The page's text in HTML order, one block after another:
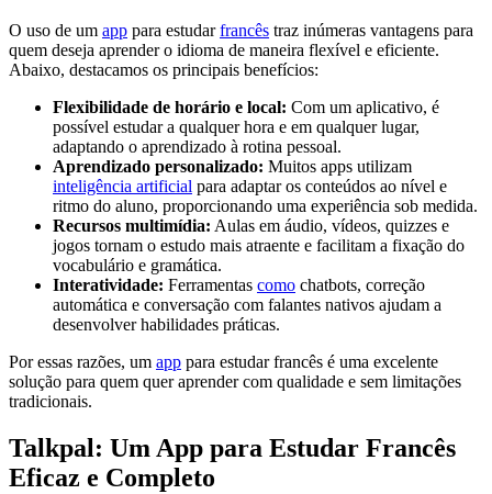
O uso de um app para estudarfrancês traz inúmeras vantagens para
quem deseja aprender o idioma de maneira flexível e eficiente.
Abaixo, destacamos os principais benefícios:
Flexibilidade de horário e local: Com um aplicativo, é
possível estudar a qualquer hora e em qualquer lugar,
adaptando o aprendizado à rotina pessoal.
Aprendizado personalizado: Muitos apps utilizam
inteligência artificial para adaptar os conteúdos ao nível e
ritmo do aluno, proporcionando uma experiência sob medida.
Recursos multimídia: Aulas em áudio, vídeos, quizzes e
jogos tornam o estudo mais atraente e facilitam a fixação do
vocabulário e gramática.
Interatividade: Ferramentas como chatbots, correção
automática e conversação com falantes nativos ajudam a
desenvolver habilidades práticas.
Por essas razões, um app para estudar francês é uma excelente
solução para quem quer aprender com qualidade e sem limitações
tradicionais.
Talkpal: Um App para Estudar Francês
Eficaz e Completo